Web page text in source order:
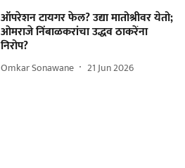
ऑपरेशन टायगर फेल? उद्या मातोश्रीवर येतो;
ओमराजे निंबाळकरांचा उद्धव ठाकरेंना
निरोप?
Omkar Sonawane 21 Jun 2026